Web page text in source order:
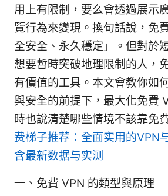
用上有限制，要么會透過展示
覽行為來變現。換句話說，免
全安全、永久穩定」。但對於
想要暫時突破地理限制的人，
有價值的工具。本文會教你如
與安全的前提下，最大化免費
時也說清楚哪些情境不該靠免
费梯子推荐：全面实用的VPN
含最新数据与实测
一、免費 VPN 的類型與原理